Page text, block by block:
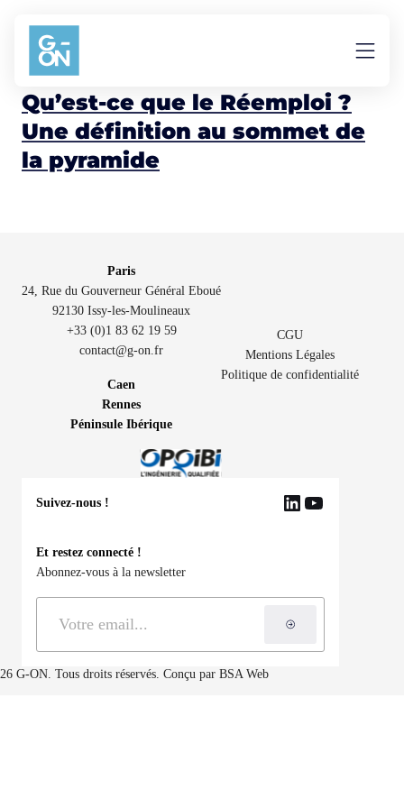
Aller au contenu
PEMD
Qu’est-ce que le Réemploi ?
Une définition au sommet de
la pyramide
Paris
24, Rue du Gouverneur Général Eboué
92130 Issy-les-Moulineaux
+33 (0)1 83 62 19 59
contact@g-on.fr
Caen
Rennes
Péninsule Ibérique
G-ON. Tous droits réservés. Conçu par BSA Web
CGU
Mentions Légales
Politique de confidentialité
Suivez-nous ! LinkedIn
YouTube
Et restez connecté !
Abonnez-vous à la newsletter
S'inscrire à la